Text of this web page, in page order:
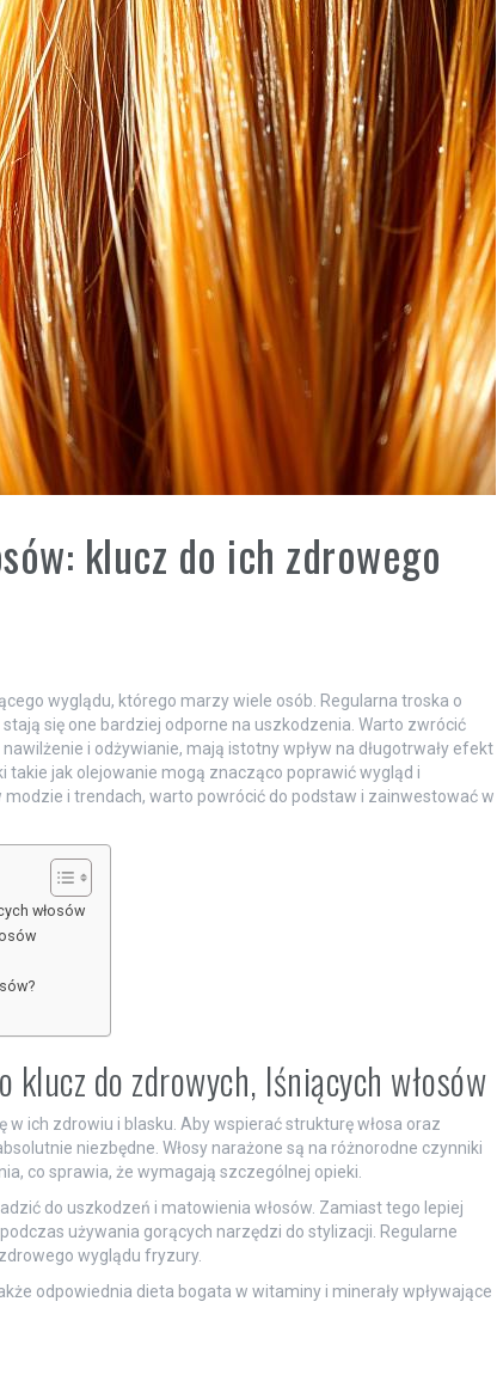
klucz do ich zdrowego
wyglądu, którego marzy wiele osób. Regularna troska o
się one bardziej odporne na uszkodzenia. Warto zwrócić
i odżywianie, mają istotny wpływ na długotrwały efekt
takie jak olejowanie mogą znacząco poprawić wygląd i
i trendach, warto powrócić do podstaw i zainwestować w
włosów
klucz do zdrowych, lśniących włosów
ich zdrowiu i blasku. Aby wspierać strukturę włosa oraz
niezbędne. Włosy narażone są na różnorodne czynniki
co sprawia, że wymagają szczególnej opieki.
do uszkodzeń i matowienia włosów. Zamiast tego lepiej
używania gorących narzędzi do stylizacji. Regularne
wyglądu fryzury.
odpowiednia dieta bogata w witaminy i minerały wpływające